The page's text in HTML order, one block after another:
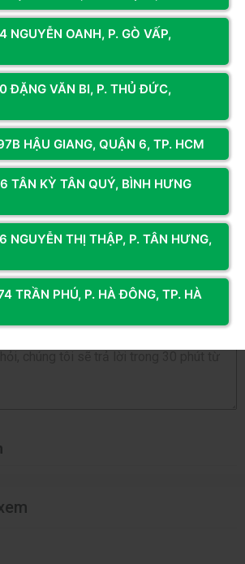
hãng 36 tháng
về RAM SSTC 8GB (1X8GB) BUS
C22) BLACK TẢN
0đánh giá & nhận xét
đã dùng sản phẩm này?
Gửi đánh giá của bạn
luận)
NGUYỄN OANH, P. GÒ VẤP,
ĐẶNG VĂN BI, P. THỦ ĐỨC,
HẬU GIANG, QUẬN 6, TP. HCM
TÂN KỲ TÂN QUÝ, BÌNH HƯNG
NGUYỄN THỊ THẬP, P. TÂN HƯNG,
TRẦN PHÚ, P. HÀ ĐÔNG, TP. HÀ